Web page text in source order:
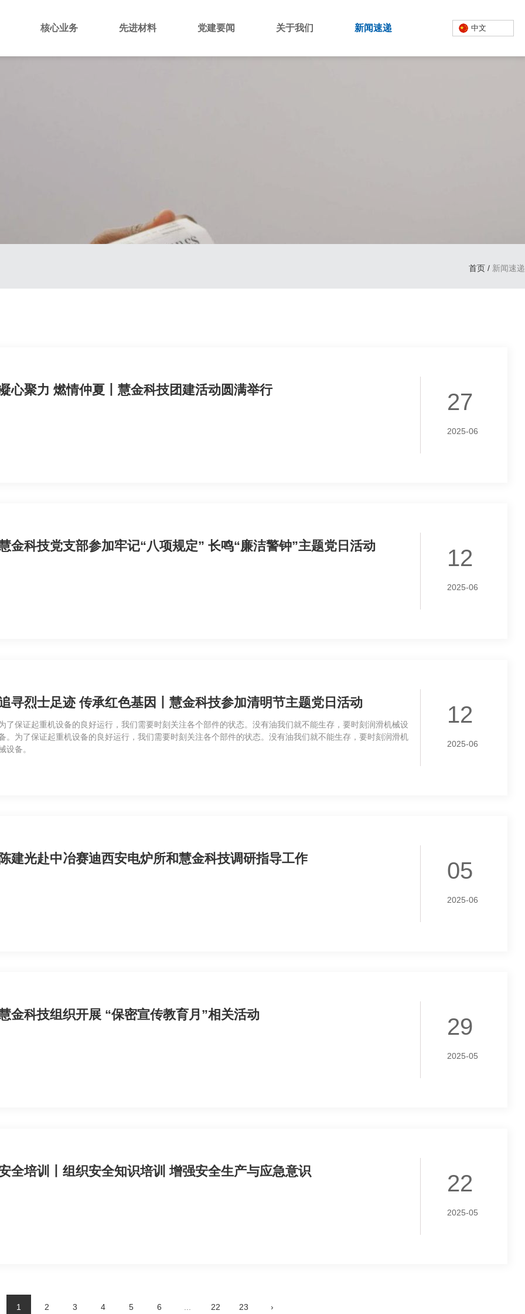
核心业务 先进材料 党建要闻 关于我们 新闻速递 中文
首页 / 新闻速递
27
2025-06
心聚力 燃情仲夏丨慧金科技团建活动圆满举行
12
2025-06
金科技党支部参加牢记“八项规定” 长鸣“廉洁警钟”主题党日活动
12
2025-06
寻烈士足迹 传承红色基因丨慧金科技参加清明节主题党日活动
了保证起重机设备的良好运行，我们需要时刻关注各个部件的状态。没有油我们就不能生存，要时刻润滑机械设
。为了保证起重机设备的良好运行，我们需要时刻关注各个部件的状态。没有油我们就不能生存，要时刻润滑机
设备。
05
2025-06
建光赴中冶赛迪西安电炉所和慧金科技调研指导工作
29
2025-05
金科技组织开展 “保密宣传教育月”相关活动
22
2025-05
全培训丨组织安全知识培训 增强安全生产与应急意识
1 2 3 4 5 6 22 23 ›